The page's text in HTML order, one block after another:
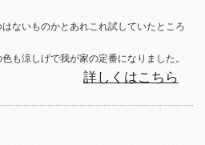
ないものかとあれこれ試していたところ
も涼しげで我が家の定番になりました。
詳しくはこちら